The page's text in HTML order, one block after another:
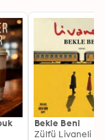
Bekle Beni
Zülfü Livaneli